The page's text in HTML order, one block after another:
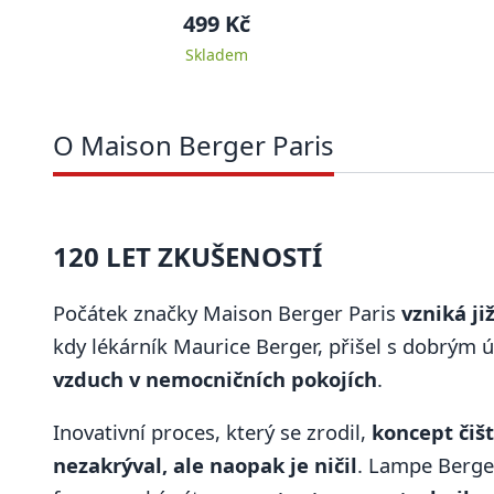
499 Kč
Skladem
O Maison Berger Paris
120 LET ZKUŠENOSTÍ
Počátek značky Maison Berger Paris vzniká
kdy lékárník Maurice Berger, přišel s dobrým
vzduch v nemocničních pokojích.
Inovativní proces, který se zrodil, koncept
nezakrýval, ale naopak je ničil. Lampe